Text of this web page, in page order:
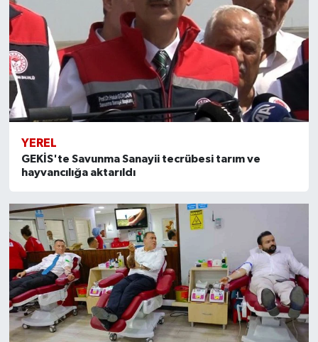
YEREL
GEKİS'te Savunma Sanayii tecrübesi tarım ve
hayvancılığa aktarıldı